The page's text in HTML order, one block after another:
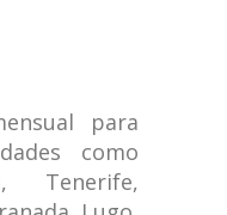
para
como
Tenerife,